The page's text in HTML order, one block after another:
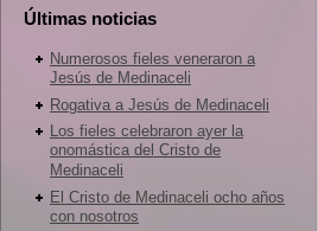
Últimas noticias
Numerosos fieles veneraron a
Jesús de Medinaceli
Rogativa a Jesús de Medinaceli
Los fieles celebraron ayer la
onomástica del Cristo de
Medinaceli
El Cristo de Medinaceli ocho años
con nosotros